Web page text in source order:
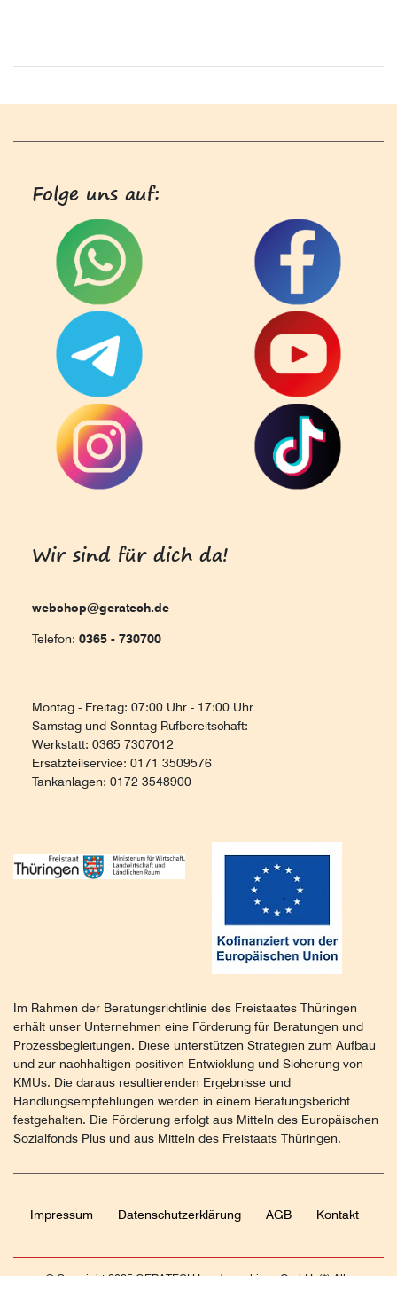
Folge uns auf:
Wir sind für dich da!
webshop@geratech.de
Telefon: 0365 - 730700
Montag - Freitag: 07:00 Uhr - 17:00 Uhr
Samstag und Sonntag Rufbereitschaft:
Werkstatt: 0365 7307012
Ersatzteilservice: 0171 3509576
Tankanlagen: 0172 3548900
Im Rahmen der Beratungsrichtlinie des Freistaates Thüringen
erhält unser Unternehmen eine Förderung für Beratungen und
Prozessbegleitungen. Diese unterstützen Strategien zum Aufbau
und zur nachhaltigen positiven Entwicklung und Sicherung von
KMUs. Die daraus resultierenden Ergebnisse und
Handlungsempfehlungen werden in einem Beratungsbericht
festgehalten. Die Förderung erfolgt aus Mitteln des Europäischen
Sozialfonds Plus und aus Mitteln des Freistaats Thüringen.
Impressum Daten­schutz­erklärung AGB Kontakt
© Copyright 2025 GERATECH Landmaschinen GmbH. (*) Alle